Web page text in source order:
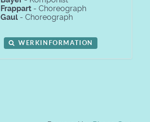
Frappart - Choreograph
Gaul - Choreograph
WERKINFORMATION